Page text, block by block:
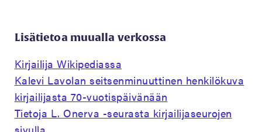
Lisätietoa muualla verkossa
Kirjailija Wikipediassa
Kalevi Lavolan seitsenminuuttinen henkilökuva
kirjailijasta 70-vuotispäivänään
Tietoja L. Onerva -seurasta kirjailijaseurojen